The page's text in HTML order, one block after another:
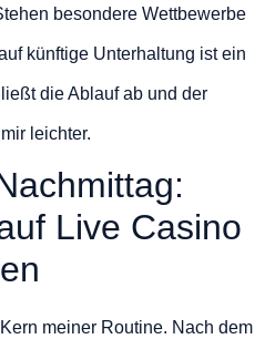
besondere Wettbewerbe
künftige Unterhaltung ist ein
die Ablauf ab und der
leichter.
Live Casino
meiner Routine. Nach dem